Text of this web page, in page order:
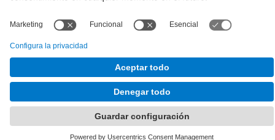
Desarrollado con
Mapa del Sitio
Configuración de privacidad